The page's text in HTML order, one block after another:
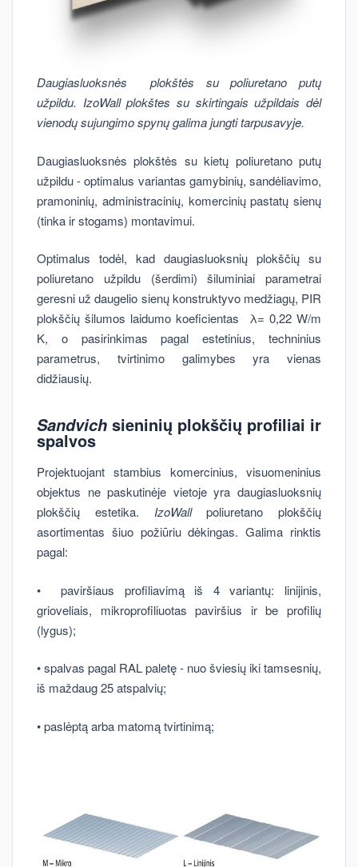
Daugiasluoksnės plokštės su poliuretano putų
užpildu. IzoWall plokštes su skirtingais užpildais dėl
vienodų sujungimo spynų galima jungti tarpusavyje.
Daugiasluoksnės plokštės su kietų poliuretano putų
užpildu - optimalus variantas gamybinių, sandėliavimo,
pramoninių, administracinių, komercinių pastatų sienų
(tinka ir stogams) montavimui.
Optimalus todėl, kad daugiasluoksnių plokščių su
poliuretano užpildu (šerdimi) šiluminiai parametrai
geresni už daugelio sienų konstruktyvo medžiagų, PIR
plokščių šilumos laidumo koeficientas λ= 0,22 W/m
K, o pasirinkimas pagal estetinius, techninius
parametrus, tvirtinimo galimybes yra vienas
didžiausių.
Sandvich sieninių plokščių profiliai ir
spalvos
Projektuojant stambius komercinius, visuomeninius
objektus ne paskutinėje vietoje yra daugiasluoksnių
plokščių estetika. IzoWallpoliuretano plokščių
asortimentas šiuo požiūriu dėkingas. Galima rinktis
pagal:
• paviršiaus profiliavimą iš 4 variantų: linijinis,
grioveliais, mikroprofiliuotas paviršius ir be profilių
(lygus);
• spalvas pagal RAL paletę - nuo šviesių iki tamsesnių,
iš maždaug 25 atspalvių;
• paslėptą arba matomą tvirtinimą;